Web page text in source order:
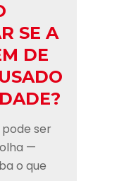
SE A
DE
ser
—
o que